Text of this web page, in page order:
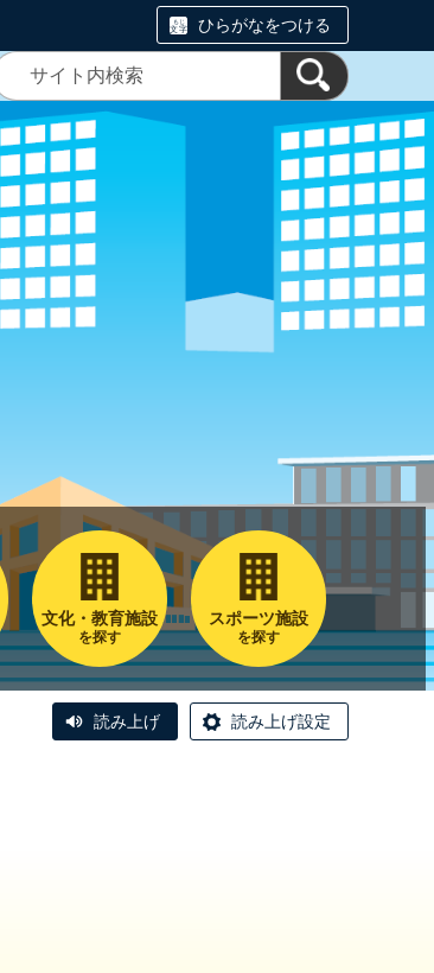
ひらがなをつける
文化・教育施設
を探す
スポーツ施設
を探す
読み上げ 読み上げ設定